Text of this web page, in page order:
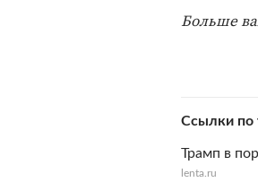
Больше
Ссылки по
Трамп в
lenta.ru